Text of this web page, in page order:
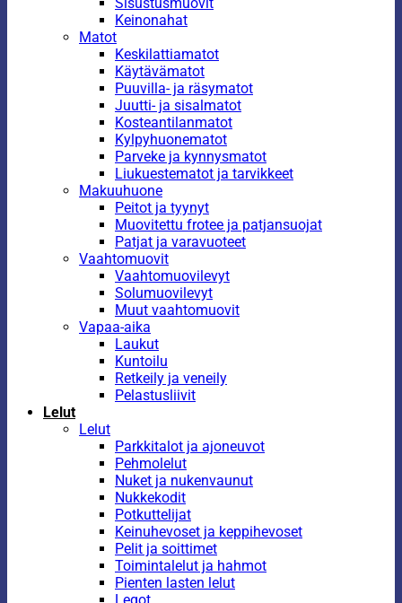
Keinonahat
Matot
Keskilattiamatot
Käytävämatot
Puuvilla- ja räsymatot
Juutti- ja sisalmatot
Kosteantilanmatot
Kylpyhuonematot
Parveke ja kynnysmatot
Liukuestematot ja tarvikkeet
Makuuhuone
Peitot ja tyynyt
Muovitettu frotee ja patjansuojat
Patjat ja varavuoteet
Vaahtomuovit
Vaahtomuovilevyt
Solumuovilevyt
Muut vaahtomuovit
Vapaa-aika
Laukut
Kuntoilu
Retkeily ja veneily
Pelastusliivit
Lelut
Lelut
Parkkitalot ja ajoneuvot
Pehmolelut
Nuket ja nukenvaunut
Nukkekodit
Potkuttelijat
Keinuhevoset ja keppihevoset
Pelit ja soittimet
Toimintalelut ja hahmot
Pienten lasten lelut